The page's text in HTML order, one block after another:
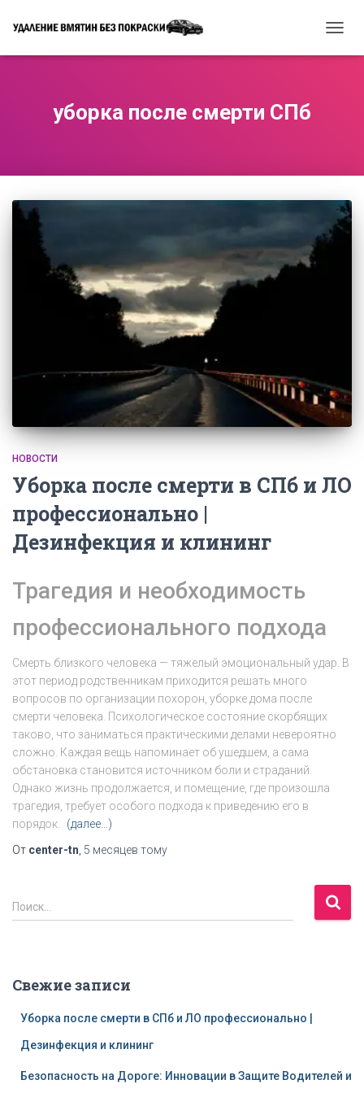
уборка после смерти СПб
НОВОСТИ
Уборка после смерти в СПб и ЛО
профессионально |
Дезинфекция и клининг
Трагедия и необходимость
профессионального подхода
Смерть близкого человека — тяжелый эмоциональный удар. В
этот период родственникам приходится решать много
вопросов по организации похорон, уборке дома после
смерти человека. Психологическое состояние скорбящих
таково, что заниматься практическими делами невероятно
сложно. Каждая вещь напоминает об ушедшем, а сама
обстановка становится источником боли и страданий.
Однако жизнь продолжается, и помещение, где произошла
трагедия, требует особого подхода к приведению его в
порядок.
(далее…)
От center-tn 5 месяцев тому
Н
а
:
Поиск…
Свежие записи
Уборка после смерти в СПб и ЛО профессионально |
Дезинфекция и клининг
Безопасность на Дороге: Инновации в Защите Водителей и